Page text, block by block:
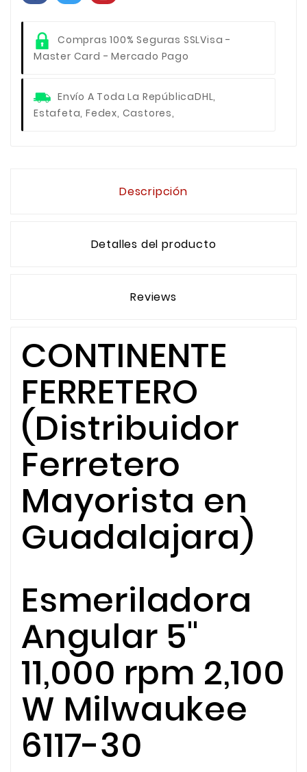
Compras 100% Seguras SSLVisa -
Master Card - Mercado Pago
Envío A Toda La RepúblicaDHL,
Estafeta, Fedex, Castores,
Descripción
Detalles del producto
Reviews
CONTINENTE
FERRETERO
(Distribuidor
Ferretero
Mayorista en
Guadalajara)
Esmeriladora
Angular 5"
11,000 rpm 2,100
W Milwaukee
6117-30